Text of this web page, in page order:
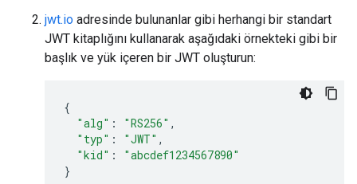
jwt.io adresinde bulunanlar gibi herhangi bir standart
JWT kitaplığını kullanarak aşağıdaki örnekteki gibi bir
başlık ve yük içeren bir JWT oluşturun:
{
"alg" : "RS256" ,
"typ" : "JWT" ,
"kid" :
"abcdef1234567890"
}